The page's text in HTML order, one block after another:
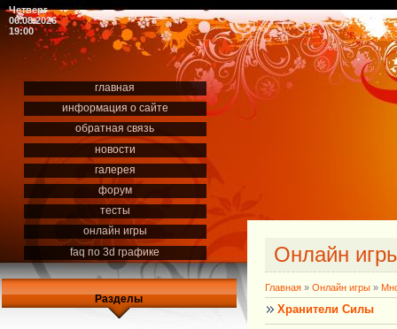
Четверг
06.08.2026
19:00
главная
информация о сайте
обратная связь
новости
галерея
форум
тесты
онлайн игры
faq по 3d графике
Разделы
Онлайн
Главная » Онлайн игры »
Хранители Силы